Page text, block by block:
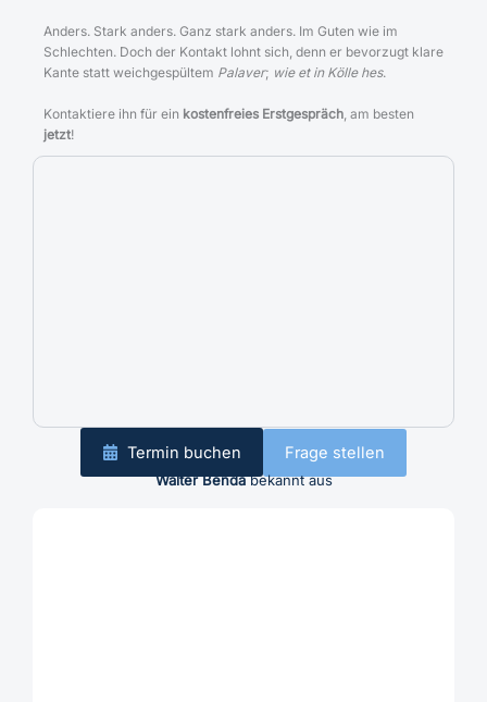
Anders. Stark anders. Ganz stark anders. Im Guten wie im
Schlechten. Doch der Kontakt lohnt sich, denn er bevorzugt klare
Kante statt weichgespültem Palaver; wie et in Kölle hes.
Kontaktiere ihn für ein kostenfreies Erstgespräch, am besten
jetzt!
Termin buchen Frage stellen
Walter Bendabekannt aus